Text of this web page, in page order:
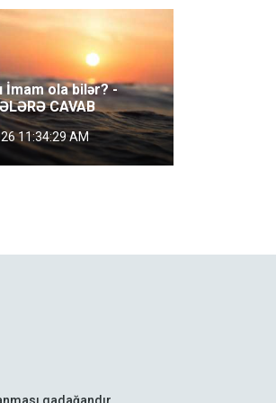
İmam ola bilər? -
CAVAB
11:34:29 AM